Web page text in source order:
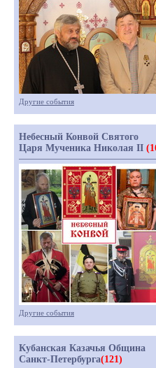
Другие события
Небесный Конвой Святого
Царя Мученика Николая II
Другие события
Кубанская Казачья Община
Санкт-Петербурга(121)